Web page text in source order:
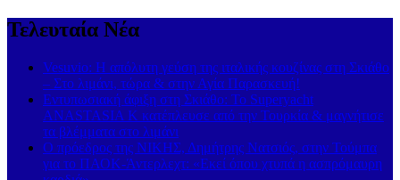
Τελευταία Νέα
Vesuvio: Η απόλυτη γεύση της ιταλικής κουζίνας στη Σκιάθο
– Στο λιμάνι, τώρα & στην Αγία Παρασκευή!
Εντυπωσιακή άφιξη στη Σκιάθο: Το Superyacht
ANASTASIA K κατέπλευσε από την Τουρκία & μαγνήτισε
τα βλέμματα στο λιμάνι
Ο πρόεδρος της ΝΙΚΗΣ, Δημήτρης Νατσιός, στην Τούμπα
για το ΠΑΟΚ-Άντερλεχτ: «Εκεί όπου χτυπά η ασπρόμαυρη